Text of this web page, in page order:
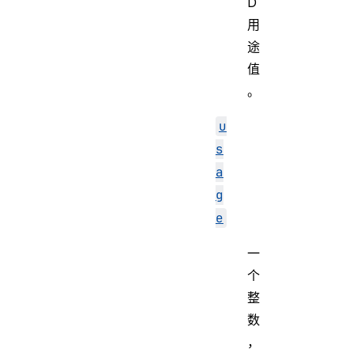
用
途
值
。
u
s
a
g
e
一
个
整
数
，